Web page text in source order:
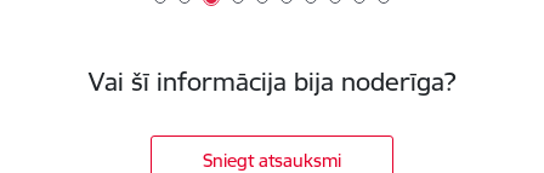
Vai šī informācija bija noderīga?
Sniegt atsauksmi